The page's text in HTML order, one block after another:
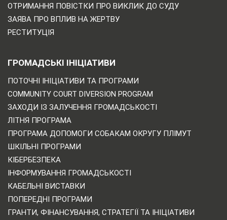
ОТРИМАННЯ ПОВІСТКИ ПРО ВИКЛИК ДО СУДУ
ЗАЯВА ПРО ВПЛИВ НА ЖЕРТВУ
РЕСТИТУЦІЯ
ГРОМАДСЬКІ ІНІЦІАТИВИ
ПОТОЧНІ ІНІЦІАТИВИ ТА ПРОГРАМИ
COMMUNITY COURT DIVERSION PROGRAM
ЗАХОДИ ІЗ ЗАЛУЧЕННЯ ГРОМАДСЬКОСТІ
ЛІТНЯ ПРОГРАМА
ПРОГРАМА ДОПОМОГИ СОБАКАМ ОКРУГУ ПЛІМУТ
ШКІЛЬНІ ПРОГРАМИ
КІБЕРБЕЗПЕКА
ІНФОРМУВАННЯ ГРОМАДСЬКОСТІ
КАБЕЛЬНІ ВИСТАВКИ
ПОПЕРЕДНІ ПРОГРАМИ
ГРАНТИ, ФІНАНСУВАННЯ, СТРАТЕГІЇ ТА ІНІЦІАТИВИ